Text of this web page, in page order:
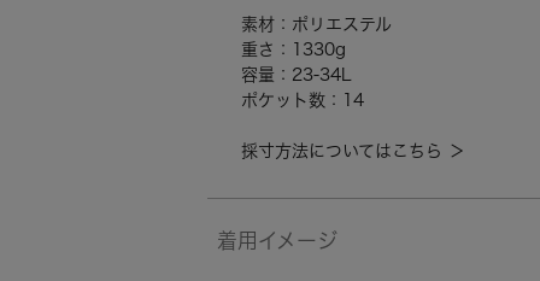
素材：ポリエステル
重さ：1330g
容量：23-34L
ポケット数：14
採寸方法についてはこちら ＞
着用イメージ